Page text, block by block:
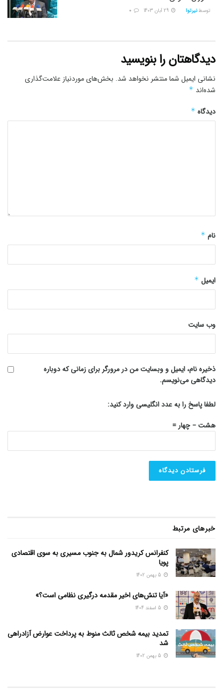
توسط نیرتوا
دیدگاهتان را بنویسید
نشانی ایمیل شما منتشر نخواهد شد. بخش‌های موردنیاز علامت‌گذاری
شده‌اند *
دیدگاه *
نام *
ایمیل *
وب‌ سایت
ذخیره نام، ایمیل و وبسایت من در مرورگر برای زمانی که دوباره
دیدگاهی می‌نویسم.
لطفا پاسخ را به عدد انگلیسی وارد کنید:
هشت − چهار =
خبرهای مرتبط
کنفرانس کریدور شمال به جنوب مسیری به سوی اقتصادی
پویا
«آیا تنش‌های اخیر مقدمه درگیری نظامی است؟»
تمدید بیمه شخص ثالث منوط به پرداخت عوارض آزادراهی
شد